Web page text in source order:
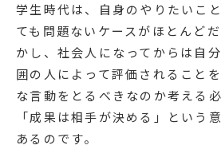
学生時代は、自身のやりたいこ
ても問題ないケースがほとんど
かし、社会人になってからは自
囲の人によって評価されること
な言動をとるべきなのか考える
「成果は相手が決める」という
あるのです。